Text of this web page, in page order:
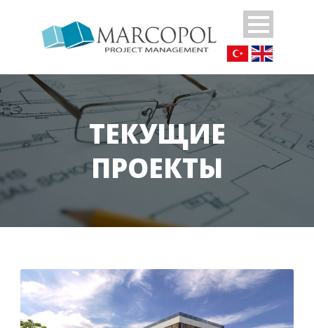
ТЕКУЩИЕ
ПРОЕКТЫ